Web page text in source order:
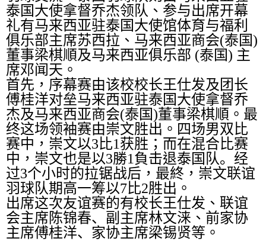
泰国大使拿督乔杰领队、 参与出席开幕
礼有马来西亚驻泰国大使馆体育与福利
俱乐部主席苏西拉、马来西亚商会(泰国)
董事梁棋順及马来西亚俱乐部 (泰国) 主
席邓闻天。
首先，序幕赛由该校校长王仕发及团长
傅桂洋对垒马来西亚驻泰国大使拿督乔
杰及马来西亚商会(泰国)董事梁棋順。最
终这场领袖赛由崇文胜出。四场男双比
赛中，崇文以3 比1获胜；而在混合比赛
中，崇文也是以3勝1負击退泰国队。 经
过3个小时的拉锯战后，最終，崇文联谊
羽球队期高一筹以7比2胜出。
出席这次友谊赛的有校长王仕发、 联谊
会主席陈锦春、 副主席林文涞、 前家协
主席傅桂洋、家协主席梁锡贤等。